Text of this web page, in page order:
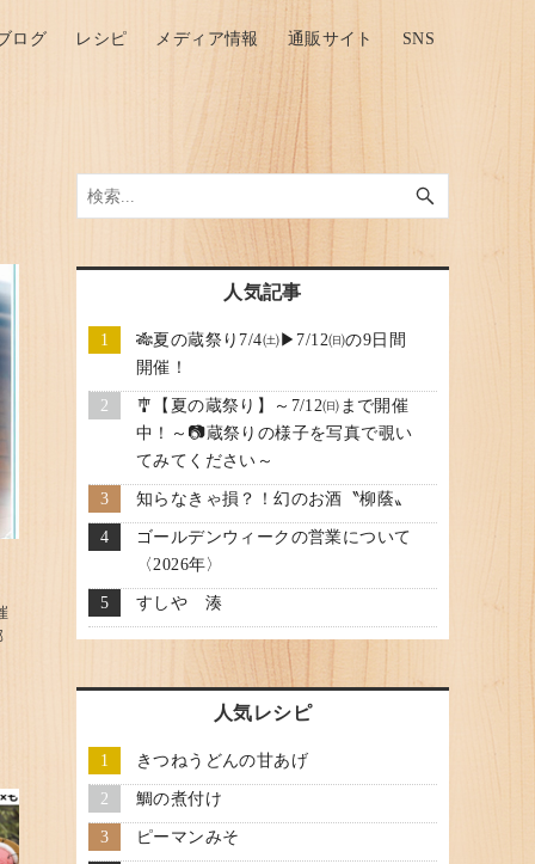
ログ レシピ メディア情報 通販サイト SNS
人気記事
🎋夏の蔵祭り7/4㈯▶7/12㈰の9日間
開催！
🎐【夏の蔵祭り】～7/12㈰まで開催
中！～📷蔵祭りの様子を写真で覗い
てみてください～
知らなきゃ損？！幻のお酒〝柳蔭〟
ゴールデンウィークの営業について
〈2026年〉
すしや 湊
人気レシピ
きつねうどんの甘あげ
鯛の煮付け
ピーマンみそ